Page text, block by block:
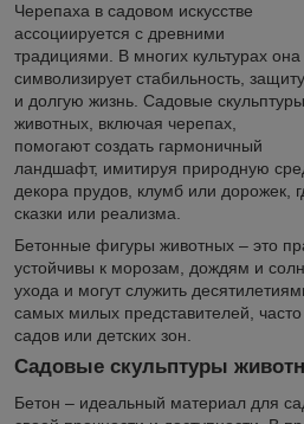
Черепаха в садовом искусстве
ассоциируется с древними
традициями. В многих культурах она
символизирует стабильность, защиту
и долгую жизнь. Садовые скульптуры
животных, включая черепах,
помогают создать гармоничный
ландшафт, имитируя природную
декора прудов, клумб или дорожек,
сказки или реализма.
Бетонные фигуры животных – это
устойчивы к морозам, дождям и
ухода и могут служить
самых милых представителей,
садов или детских зон.
Садовые скульптуры
Бетон – идеальный материал для